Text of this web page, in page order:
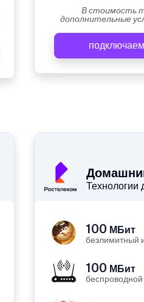
В стоимость
дополнительные
Технологии
100 МБит
безлимитный
100 МБит
беспроводной